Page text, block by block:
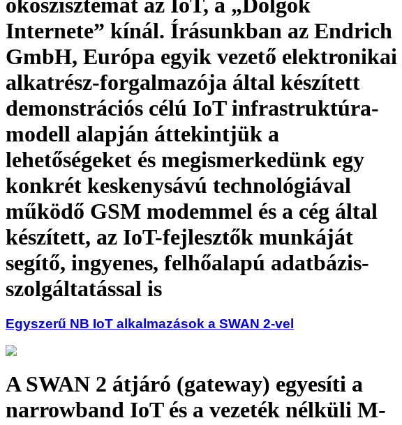
Internete” kínál. Írásunkban az Endrich
GmbH, Európa egyik vezető elektronikai
alkatrész-forgalmazója által készített
demonstrációs célú IoT infrastruktúra-
modell alapján áttekintjük a
lehetőségeket és megismerkedünk egy
konkrét keskenysávú technológiával
működő GSM modemmel és a cég által
készített, az IoT-fejlesztők munkáját
segítő, ingyenes, felhőalapú adatbázis-
szolgáltatással is
Egyszerű NB IoT alkalmazások a SWAN 2-vel
A SWAN 2 átjáró (gateway) egyesíti a
narrowband IoT és a vezeték nélküli M-